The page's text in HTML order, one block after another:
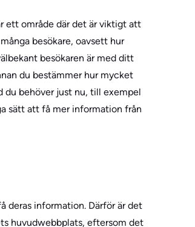
ett område där det är viktigt att
besökare, oavsett hur
besökaren är med ditt
du bestämmer hur mycket
du behöver just nu, till exempel
sätt att få mer information från
deras information. Därför är det
huvudwebbplats, eftersom det